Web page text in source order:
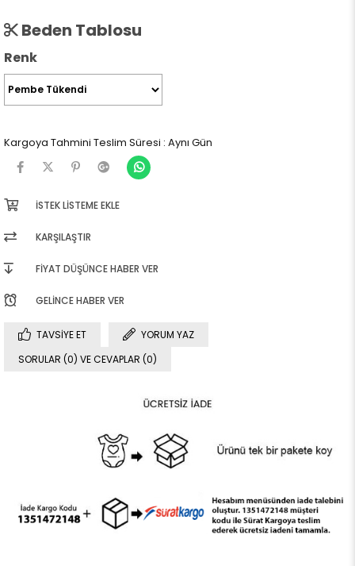
Beden Tablosu
Renk
Kargoya Tahmini Teslim Süresi : Aynı Gün
İSTEK LISTEME EKLE
KARŞILAŞTIR
FIYAT DÜŞÜNCE HABER VER
GELINCE HABER VER
TAVSIYE ET
YORUM YAZ
SORULAR (0) VE CEVAPLAR (0)